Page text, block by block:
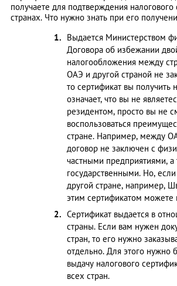
получаете для подтверждения налогового
странах. Что нужно знать при его
Выдается Министерством
Договора об избежании
налогообложения между
ОАЭ и другой страной не
то сертификат вы получить
означает, что вы не
резидентом, просто вы не
воспользоваться
стране. Например, между
договор не заключен с
частными предприятиями, а
государственными. Но,
другой стране, например,
этим сертификатом можете
Сертификат выдается в
страны. Если вам нужен
стран, то его нужно
отдельно. Для этого нужно
выдачу налогового
всех стран.